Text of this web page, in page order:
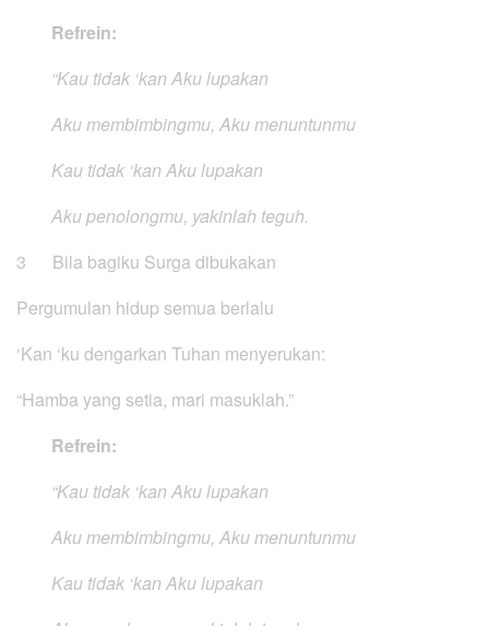
Refrein:
“Kau tidak ‘kan Aku lupakan
Aku membimbingmu, Aku menuntunmu
Kau tidak ‘kan Aku lupakan
Aku penolongmu, yakinlah teguh.
3 Bila bagiku Surga dibukakan
Pergumulan hidup semua berlalu
‘Kan ‘ku dengarkan Tuhan menyerukan:
“Hamba yang setia, mari masuklah.”
Refrein:
“Kau tidak ‘kan Aku lupakan
Aku membimbingmu, Aku menuntunmu
Kau tidak ‘kan Aku lupakan